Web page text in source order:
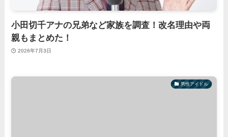
小田切千アナの兄弟など家族を調査！改名理由や両
親もまとめた！
2026年7月3日
男性アイドル